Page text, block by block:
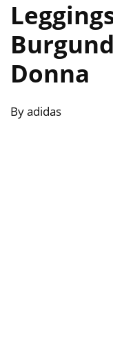
Donna
By adidas